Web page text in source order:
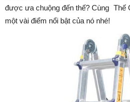
được ưa chuộng đến thế? Cùng Thế
một vài điểm nổi bật của nó nhé!